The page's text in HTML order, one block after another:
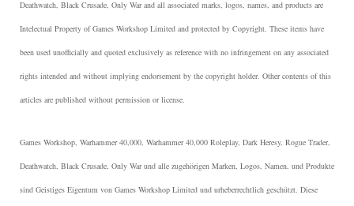
Deathwatch, Black Crusade, Only War and all associated marks, logos, names, and products are
Intelectual Property of Games Workshop Limited and protected by Copyright. These items have
been used unofficially and quoted exclusively as reference with no infringement on any associated
rights intended and without implying endorsement by the copyright holder. Other contents of this
articles are published without permission or license.
Games Workshop, Warhammer 40,000, Warhammer 40,000 Roleplay, Dark Heresy, Rogue Trader,
Deathwatch, Black Crusade, Only War und alle zugehörigen Marken, Logos, Namen, und Produkte
sind Geistiges Eigentum von Games Workshop Limited und urheberrechtlich geschützt. Diese